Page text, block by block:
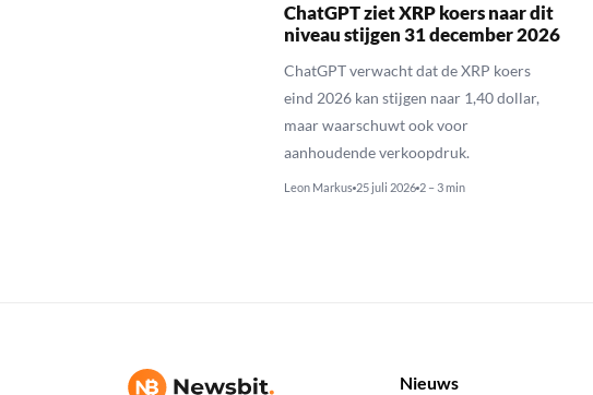
ChatGPT ziet XRP koers naar dit
niveau stijgen 31 december 2026
ChatGPT verwacht dat de XRP koers
eind 2026 kan stijgen naar 1,40 dollar,
maar waarschuwt ook voor
aanhoudende verkoopdruk.
Leon Markus 25 juli 2026 2 – 3 min
Nieuws